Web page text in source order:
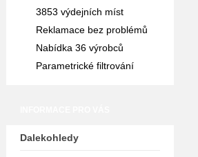
3853 výdejních míst
Reklamace bez problémů
Nabídka 36 výrobců
Parametrické filtrování
Dalekohledy